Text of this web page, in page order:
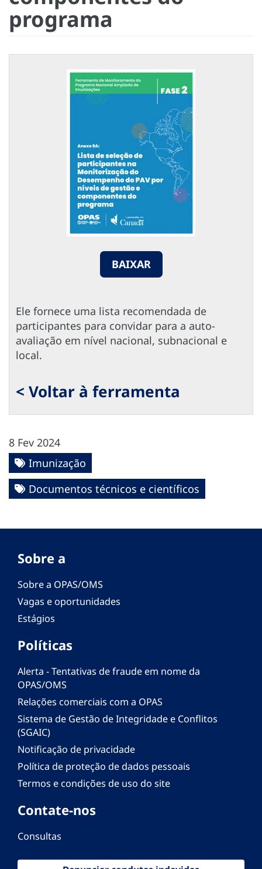
programa
BAIXAR
Ele fornece uma lista recomendada de
participantes para convidar para a auto-
avaliação em nível nacional, subnacional e
local.
< Voltar à ferramenta
8 Fev 2024
Imunização
Documentos técnicos e científicos
Sobre a
Sobre a OPAS/OMS
Vagas e oportunidades
Estágios
Políticas
Alerta - Tentativas de fraude em nome da
OPAS/OMS
Relações comerciais com a OPAS
Sistema de Gestão de Integridade e Conflitos
(SGAIC)
Notificação de privacidade
Política de proteção de dados pessoais
Termos e condições de uso do site
Contate-nos
Consultas